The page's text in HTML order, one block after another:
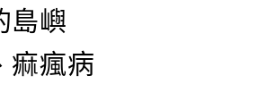
島嶼
痲瘋病